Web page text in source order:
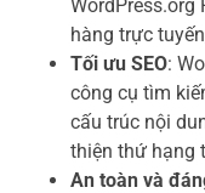
hàng trực
Tối ưu SEO:
công cụ tìm
cấu trúc nội
thiện thứ hạng
An toàn và